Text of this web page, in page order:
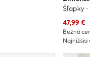
Šľapky
Aktuálna
47,99€
Bežná
Najnižšia